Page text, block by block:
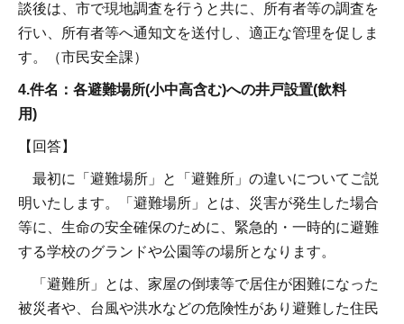
談後は、市で現地調査を行うと共に、所有者等の調査を
行い、所有者等へ通知文を送付し、適正な管理を促しま
す。（市民安全課）
4.件名：各避難場所(小中高含む)への井戸設置(飲料
用)
【回答】
最初に「避難場所」と「避難所」の違いについてご説
明いたします。「避難場所」とは、災害が発生した場合
等に、生命の安全確保のために、緊急的・一時的に避難
する学校のグランドや公園等の場所となります。
「避難所」とは、家屋の倒壊等で居住が困難になった
被災者や、台風や洪水などの危険性があり避難した住民